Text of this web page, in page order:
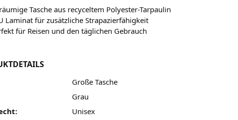
Tasche aus recyceltem Polyester-Tarpaulin
Laminat für zusätzliche Strapazierfähigkeit
für Reisen und den täglichen Gebrauch
Große Tasche
Grau
Unisex